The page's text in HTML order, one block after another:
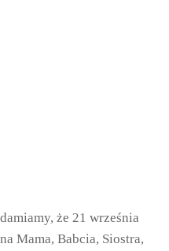
że 21 września
Mama, Babcia, Siostra,